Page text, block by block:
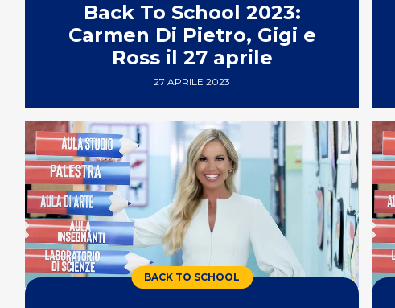
Back To School 2023:
Carmen Di Pietro, Gigi e
Ross il 27 aprile
27 APRILE 2023
BACK TO SCHOOL